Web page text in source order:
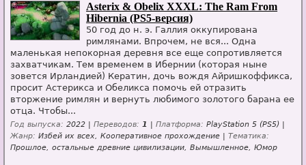
Asterix & Obelix XXXL: The Ram From
Hibernia (PS5-версия)
50 год до н. э. Галлия оккупирована
римлянами. Впрочем, не вся... Одна
маленькая непокорная деревня все еще сопротивляется
захватчикам. Тем временем в Ибернии (которая ныне
зовется Ирландией) Кератин, дочь вождя Айришкоффикса,
просит Астерикса и Обеликса помочь ей отразить
вторжение римлян и вернуть любимого золотого барана ее
отца. Чтобы...
Год выпуска: 2022 | Переводов: 1 Платформа: PlayStation 5 (PS5) |
Жанр: Избей их всех, Кооперативное прохождение | Тематика:
Прошлое, остальные древние цивилизации, Вымышленное, Юмор